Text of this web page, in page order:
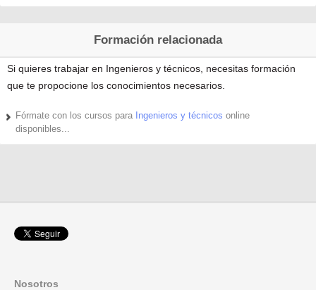
Formación relacionada
Si quieres trabajar en Ingenieros y técnicos, necesitas formación
que te propocione los conocimientos necesarios.
Fórmate con los cursos para Ingenieros y técnicos online
disponibles...
Nosotros